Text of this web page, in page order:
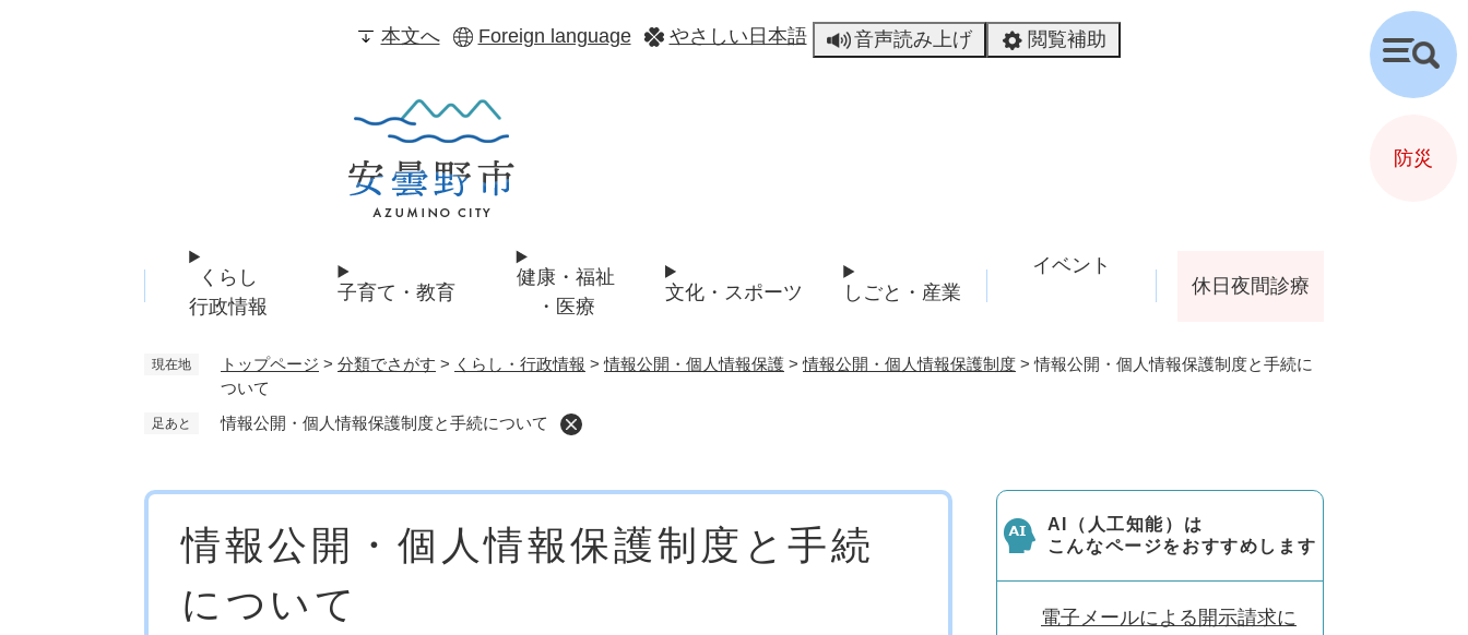
本文へ Foreign language やさしい日本語 音声読み上げ 閲覧補助
くらし
行政情報
子育て・教育
健康・福祉
・医療
文化・スポーツ しごと・産業
イベント
休日夜間診療
現在地 トップページ > 分類でさがす > くらし・行政情報 >情報公開・個人情報保護 >情報公開・個人情報保護制度 >情報公開・個人情報保護制度と手続に
ついて
足あと 情報公開・個人情報保護制度と手続について
情報公開・個人情報保護制度と手続
について
AI（人工知能）は
こんなページをおすすめします
電子メールによる開示請求に
検
索
防災